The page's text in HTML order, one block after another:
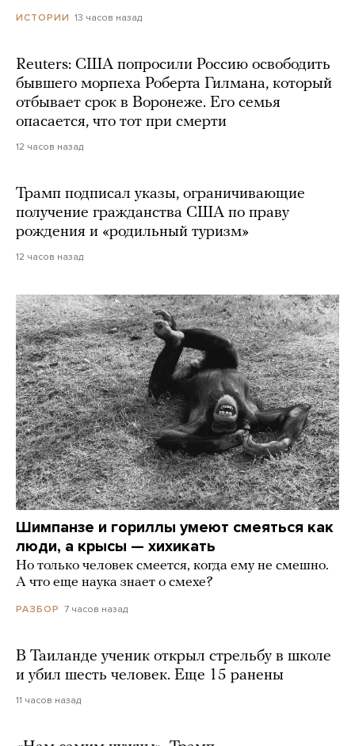
ИСТОРИИ 13 часов назад
Reuters: США попросили Россию освободить
бывшего морпеха Роберта Гилмана, который
отбывает срок в Воронеже. Его семья
опасается, что тот при смерти
12 часов назад
Трамп подписал указы, ограничивающие
получение гражданства США по праву
рождения и «родильный туризм»
12 часов назад
Шимпанзе и гориллы умеют смеяться как
люди, а крысы — хихикать
Но только человек смеется, когда ему не смешно.
А что еще наука знает о смехе?
РАЗБОР 7 часов назад
В Таиланде ученик открыл стрельбу в школе
и убил шесть человек. Еще 15 ранены
11 часов назад